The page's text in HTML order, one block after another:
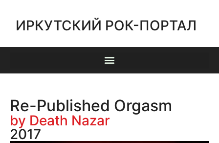
ИРКУТСКИЙ РОК-ПОРТАЛ
Re-Published Orgasm
by Death Nazar
2017